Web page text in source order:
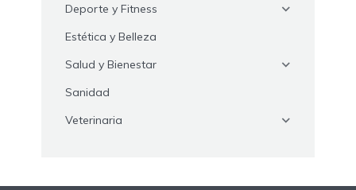
Deporte y Fitness
Estética y Belleza
Salud y Bienestar
Sanidad
Veterinaria